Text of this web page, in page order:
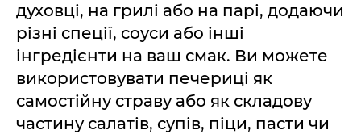
духовці, на грилі або на парі, додаючи
різні спеції, соуси або інші
інгредієнти на ваш смак. Ви можете
використовувати печериці як
самостійну страву або як складову
частину салатів, супів, піци, пасти чи